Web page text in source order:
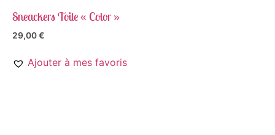
Sneackers Toile « Color »
29,00€
Ajouter à mes favoris